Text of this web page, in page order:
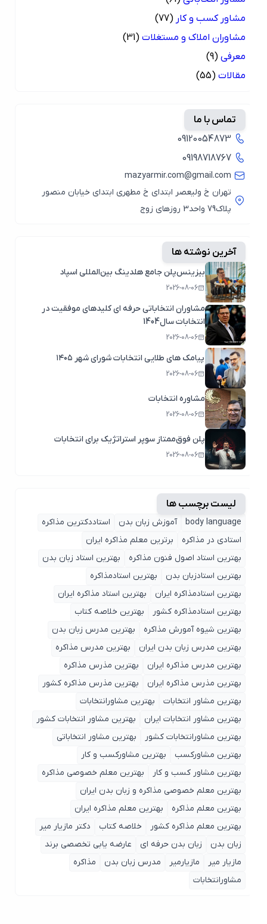
مشاور کسب و کار (77)
مشاوران املاک و مستغلات (31)
معرفی (9)
مقالات (55)
تماس با ما
09120054873
09198718767
mazyarmir.com@gmail.com
تهران خ ولیعصر ابتدای خ مطهری ابتدای خیابان منصور
پلاک79 واحد3 روزهای زوج
آخرین نوشته ها
بیزینس‌پلن جامع هلدینگ بین‌المللی اسپاد
2026-08-06
مشاوران انتخاباتی حرفه ای کلیدهای موفقیت در
انتخابات سال1404
2026-08-06
پیامک های طلایی انتخابات شورای شهر ۱۴۰۵
2026-08-06
مشاوره انتخابات
2026-08-06
پلن فوق‌ممتاز سوپر استراتژیک برای انتخابات
2026-08-06
لیست برچسب ها
body language آموزش زبان بدن
استاددکترین مذاکره
استادی در مذاکره
برترین معلم مذاکره ایران
بهترین استاد اصول ‌فنون مذاکره
بهترین استاد زبان بدن
بهترین استادزبان بدن
بهترین استادمذاکره
بهترین استادمذاکره ایران
بهترین استاد مذاکره ایران
بهترین استادمذاکره کشور
بهترین خلاصه کتاب
بهترین شیوه آمورش مذاکره
بهترین مدرس زبان بدن
بهترین مدرس زبان بدن ایران
بهترین مدرس مذاکره
بهترین مدرس مذاکره ایران
بهترین مذرس مذاکره
بهترین مذرس مذاکره ایران
بهترین مذرس مذاکره کشور
بهترین مشاور انتخابات
بهترین مشاورانتخابات
بهترین مشاور انتخابات ایران
بهترین مشاور انتخابات کشور
بهترین مشاورانتخابات کشور
بهترین مشاور انتخاباتی
بهترین مشاورکسب
بهترین مشاورکسب و کار
بهترین مشاور کسب و کار
بهترین معلم خصوصی مذاکره
بهترین معلم خصوصی مذاکره و زبان بدن ایران
بهترین معلم مذاکره
بهترین معلم مذاکره ایران
بهترین معلم مذاکره کشور
خلاصه کتاب
دکتر مازیار میر
زبان بدن
زبان بدن حرفه ای
عارضه یابی تخصصی برند
مازیار میر
مازیارمیر مدرس زبان بدن
مذاکره
مشاورانتخابات